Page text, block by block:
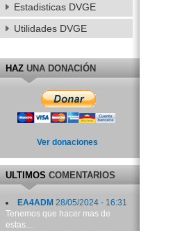
Estadisticas DVGE
Utilidades DVGE
HAZUNA DONACIÓN
Ver donaciones
ULTIMOSCOMENTARIOS
EA4ADM 28/05/2024 - 16:31
Tenemos que hacer mas de
estas....